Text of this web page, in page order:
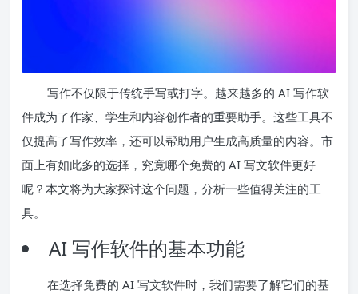
写作不仅限于传统手写或打字。越来越多的 AI 写作软
件成为了作家、学生和内容创作者的重要助手。这些工具不
仅提高了写作效率，还可以帮助用户生成高质量的内容。市
面上有如此多的选择，究竟哪个免费的 AI 写文软件更好
呢？本文将为大家探讨这个问题，分析一些值得关注的工
具。
AI 写作软件的基本功能
在选择免费的 AI 写文软件时，我们需要了解它们的基